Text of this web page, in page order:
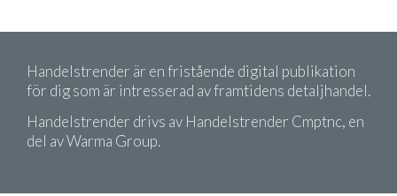
Handelstrender är en fristående digital publikation
för dig som är intresserad av framtidens detaljhandel.
Handelstrender drivs av Handelstrender Cmptnc, en
del av Warma Group.